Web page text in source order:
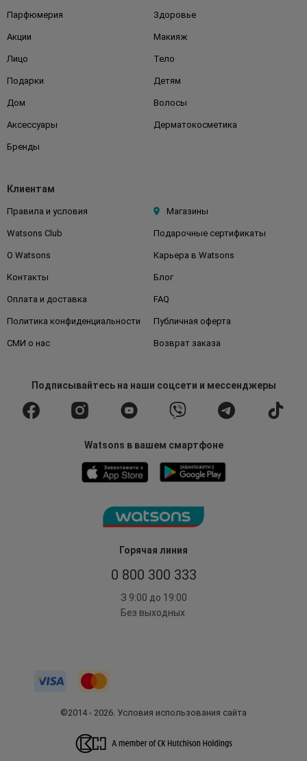
Горячая линия
0 800 300 333
З 9:00 до 19:00
Без выходных
Парфюмерия Здоровье
Акции Макияж
Лицо Тело
Подарки Детям
Дом Волосы
Аксессуары Дерматокосметика
Бренды
Клиентам
Правила и условия Магазины
Watsons Club Подарочные сертификаты
О Watsons Карьера в Watsons
Контакты Блог
Оплата и доставка FAQ
Политика конфиденциальности Публичная оферта
СМИ о нас Возврат заказа
Подписывайтесьна наши соцсети и мессенджеры
Watsons в вашем смартфоне
©2014 - 2026. Условия использования сайта